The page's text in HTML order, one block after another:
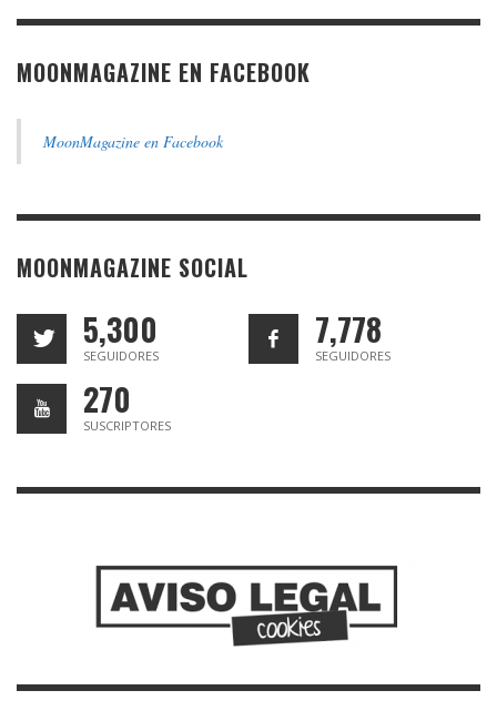
MOONMAGAZINE EN FACEBOOK
MoonMagazine en Facebook
MOONMAGAZINE SOCIAL
5,300
SEGUIDORES
7,778
SEGUIDORES
270
SUSCRIPTORES